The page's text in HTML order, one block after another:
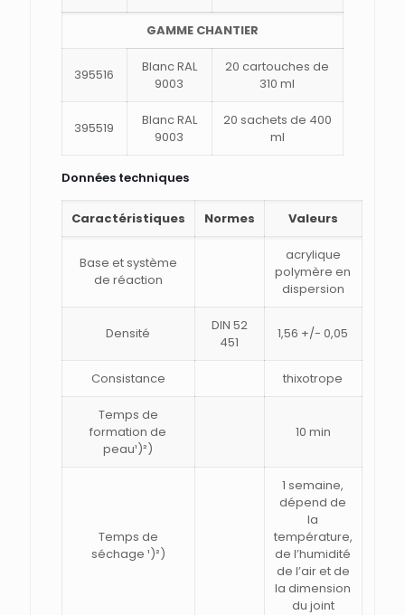
GAMME CHANTIER
395516
Blanc RAL
9003
20 cartouches de
310 ml
395519
Blanc RAL
9003
20 sachets de 400
ml
Données techniques
Caractéristiques Normes Valeurs
Base et système
de réaction
acrylique
polymère en
dispersion
Densité
DIN 52
451
1,56 +/- 0,05
Consistance thixotrope
Temps de
formation de
peau¹)²)
10 min
Temps de
séchage ¹)²)
1 semaine,
dépend de
la
température,
de l’humidité
de l’air et de
la dimension
du joint